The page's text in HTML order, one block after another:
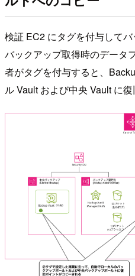
検証 EC2 にタグを付与してバ
バックアップ取得時のデータ
者がタグを付与すると、
ル Vault および中央 Vault に